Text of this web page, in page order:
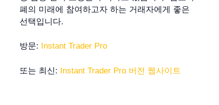
폐의 미래에 참여하고자 하는 거래자에게 좋은
선택입니다.
방문: Instant Trader Pro
또는 최신: Instant Trader Pro 버전 웹사이트